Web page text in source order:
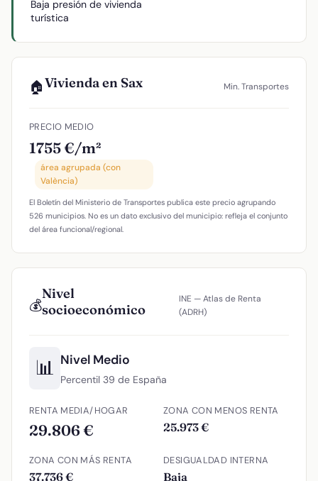
Baja presión de vivienda
turística
🏠Vivienda en Sax Min. Transportes
PRECIO MEDIO
1755 €/m²
área agrupada (con
València)
El Boletín del Ministerio de Transportes publica este precio agrupando
526 municipios. No es un dato exclusivo del municipio: refleja el conjunto
del área funcional/regional.
💰
Nivel
socioeconómico
INE — Atlas de Renta
(ADRH)
📊 Nivel Medio
Percentil 39 de España
RENTA MEDIA/HOGAR
29.806 €
ZONA CON MENOS RENTA
25.973 €
ZONA CON MÁS RENTA
37.736 €
DESIGUALDAD INTERNA
Baja